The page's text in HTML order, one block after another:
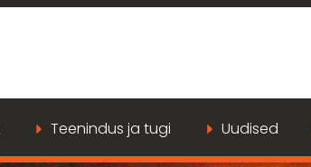
Teenindus ja tugi Uudised